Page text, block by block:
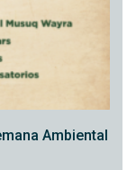
Ambiental